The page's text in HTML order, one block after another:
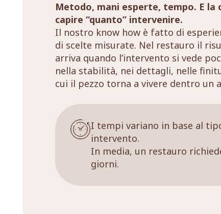
Metodo, mani esperte, tempo. E la
capire “quanto” intervenire.
Il nostro know how è fatto di
di scelte misurate. Nel restauro il
arriva quando l’intervento si vede
nella stabilità, nei dettagli, nelle
cui il pezzo torna a vivere dentro un
I tempi variano in base al
intervento.
In media, un restauro
giorni.